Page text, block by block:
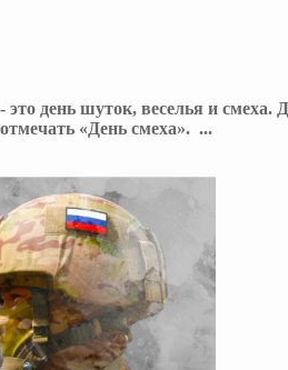
это день шуток, веселья и
«День смеха». ...